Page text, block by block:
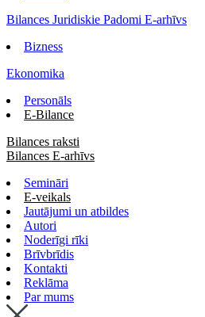
Bilances Juridiskie Padomi E-arhīvs
Bizness
Ekonomika
Personāls
E-Bilance
Bilances raksti
Bilances E-arhīvs
Semināri
E-veikals
Jautājumi un atbildes
Autori
Noderīgi rīki
Brīvbrīdis
Kontakti
Reklāma
Par mums